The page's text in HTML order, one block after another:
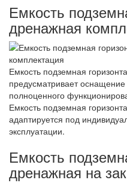
Емкость
дренажная
Емкость подземная
предусматривает
полноценного
Емкость подземная
адаптируется под
эксплуатации.
Емкость
дренажная на